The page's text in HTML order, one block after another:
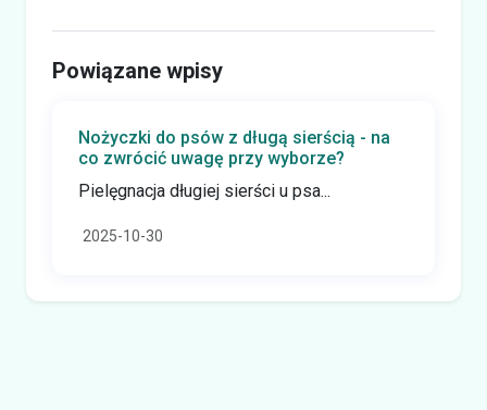
Powiązane wpisy
Nożyczki do psów z długą sierścią - na
co zwrócić uwagę przy wyborze?
Pielęgnacja długiej sierści u psa...
2025-10-30